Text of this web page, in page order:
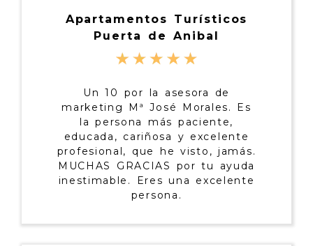
Apartamentos Turísticos
Puerta de Anibal
Un 10 por la asesora de
marketing Mª José Morales. Es
la persona más paciente,
educada, cariñosa y excelente
profesional, que he visto, jamás.
MUCHAS GRACIAS por tu ayuda
inestimable. Eres una excelente
persona.